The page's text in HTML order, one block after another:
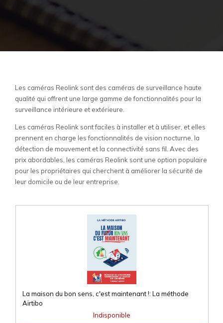
Les caméras Reolink sont des caméras de surveillance haute
qualité qui offrent une large gamme de fonctionnalités pour la
surveillance intérieure et extérieure.
Les caméras Reolink sont faciles à installer et à utiliser, et elles
prennent en charge les fonctionnalités de vision nocturne, la
détection de mouvement et la connectivité sans fil. Avec des
prix abordables, les caméras Reolink sont une option populaire
pour les propriétaires qui cherchent à améliorer la sécurité de
leur domicile ou de leur entreprise.
La maison du bon sens, c'est maintenant !: La méthode
Airtibo
Indisponible